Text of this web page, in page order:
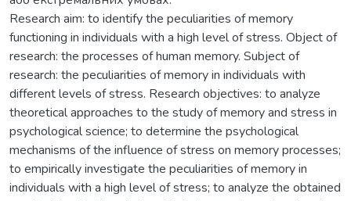
Research aim: to identify the peculiarities of memory
functioning in individuals with a high level of stress. Object of
research: the processes of human memory. Subject of
research: the peculiarities of memory in individuals with
different levels of stress. Research objectives: to analyze
theoretical approaches to the study of memory and stress in
psychological science; to determine the psychological
mechanisms of the influence of stress on memory processes;
to empirically investigate the peculiarities of memory in
individuals with a high level of stress; to analyze the obtained